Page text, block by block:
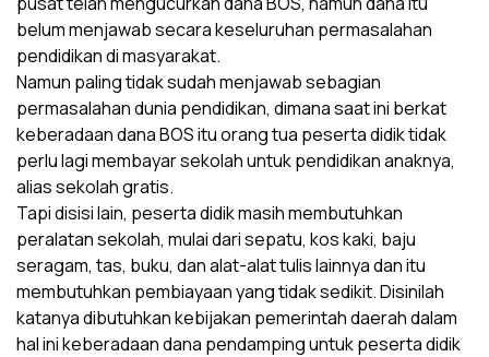
belum menjawab secara keseluruhan permasalahan
pendidikan di masyarakat.
Namun paling tidak sudah menjawab sebagian
permasalahan dunia pendidikan, dimana saat ini berkat
keberadaan dana BOS itu orang tua peserta didik tidak
perlu lagi membayar sekolah untuk pendidikan anaknya,
alias sekolah gratis.
Tapi disisi lain, peserta didik masih membutuhkan
peralatan sekolah, mulai dari sepatu, kos kaki, baju
seragam, tas, buku, dan alat-alat tulis lainnya dan itu
membutuhkan pembiayaan yang tidak sedikit. Disinilah
katanya dibutuhkan kebijakan pemerintah daerah dalam
hal ini keberadaan dana pendamping untuk peserta didik